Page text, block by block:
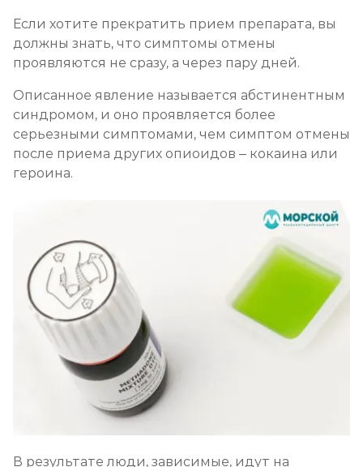
Если хотите прекратить прием препарата, вы
должны знать, что симптомы отмены
проявляются не сразу, а через пару дней.
Описанное явление называется абстинентным
синдромом, и оно проявляется более
серьезными симптомами, чем симптом отмены
после приема других опиоидов – кокаина или
героина.
В результате люди, зависимые, идут на